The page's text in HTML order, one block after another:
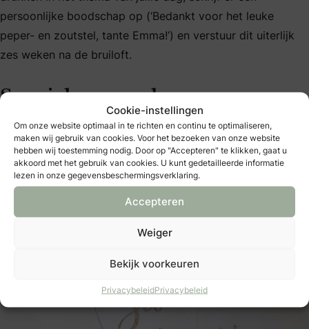
Cookie-instellingen
Om onze website optimaal in te richten en continu te optimaliseren,
maken wij gebruik van cookies. Voor het bezoeken van onze website
hebben wij toestemming nodig. Door op "Accepteren" te klikken, gaat u
akkoord met het gebruik van cookies. U kunt gedetailleerde informatie
lezen in onze gegevensbeschermingsverklaring.
Accepteren
Weiger
Bekijk voorkeuren
PrivacybeleidPrivacybeleid
persoonlijke boodschap op (‘Bedankt voor het leuke
peper- en zoutstel, tante Emma!’) en verstuur dit uiterlijk
zes weken na de bruiloft.
Speciale verzoeken
Ga naar www.bruidenbruidegom.nl voor nog veel meer
informatie over trouwkaarten. Zo vind je onder het kopje
‘Jullie trouwdag’ een Q&A over uitnodigingen. Daar geven
we bijvoorbeeld voorbeelden voor het verwoorden van
speciale verzoeken op de trouwkaart, zonder dat je
iemand voor het hoofd stoot!